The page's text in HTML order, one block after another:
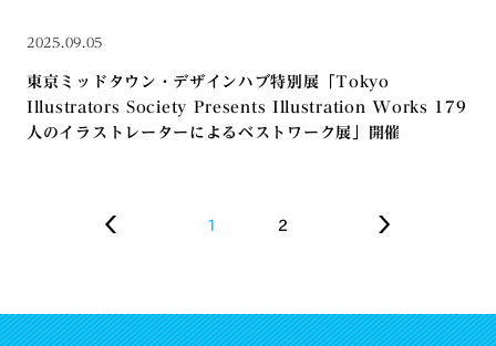
2025.09.05
東京ミッドタウン・デザインハブ特別展「Tokyo
Illustrators Society Presents Illustration Works 179
人のイラストレーターによるベストワーク展」開催
1 2